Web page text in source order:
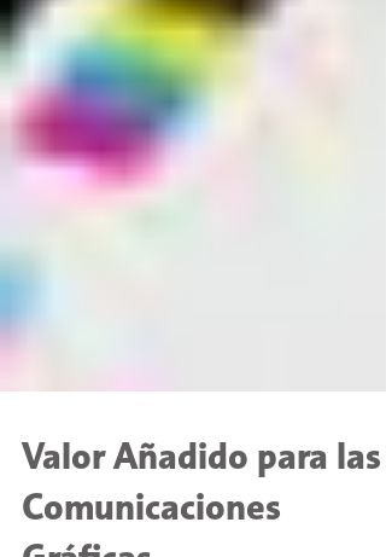
Valor Añadido para las